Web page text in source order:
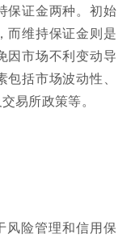
保证金两种。初始
而维持保证金则是
因市场不利变动导
括市场波动性、
易所政策等。
风险管理和信用保